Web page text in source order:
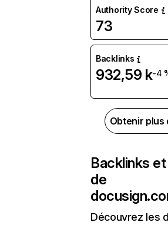
Authority Score
73
Backlinks
932,59 k-4
Obtenir
Backlinks
de
Découvrez les